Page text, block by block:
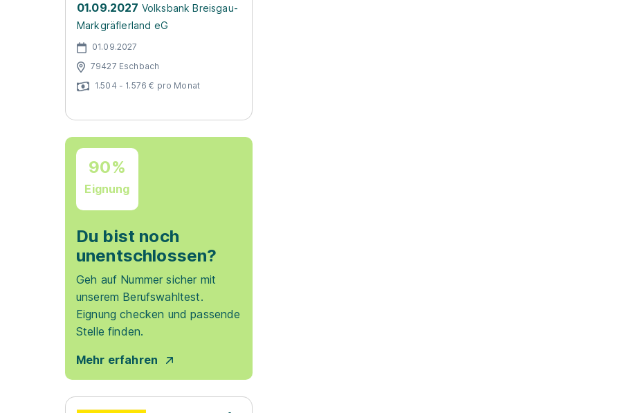
01.09.2027 Volksbank Breisgau-
Markgräflerland eG
01.09.2027
79427 Eschbach
1.504 - 1.576 € pro Monat
90%
Eignung
Du bist noch
unentschlossen?
Geh auf Nummer sicher mit
unserem Berufswahltest.
Eignung checken und passende
Stelle finden.
Mehr erfahren